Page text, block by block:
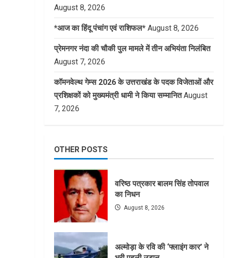
August 8, 2026
*आज का हिंदू पंचांग एवं राशिफल* August 8, 2026
प्रेमनगर नंदा की चौकी पुल मामले में तीन अभियंता निलंबित
August 7, 2026
कॉमनवेल्थ गेम्स 2026 के उत्तराखंड के पदक विजेताओं और
प्रशिक्षकों को मुख्यमंत्री धामी ने किया सम्मानित August
7, 2026
OTHER POSTS
वरिष्ठ पत्रकार बालम सिंह तोपवाल
का निधन
August 8, 2026
अल्मोड़ा के रवि की ‘फ्लाइंग कार’ ने